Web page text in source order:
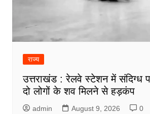
राज्य
उत्तराखंड : रेलवे स्टेशन में संदिग्ध
दो लोगों के शव मिलने से हड़कंप
admin August 9, 2026 0